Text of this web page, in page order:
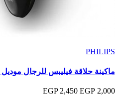
PHILIPS
ماكينة حلاقة فيليبس للرجال موديل S1110
2,000 EGP
2,450 EGP